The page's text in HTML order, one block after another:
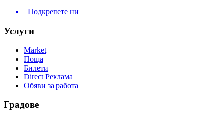
Подкрепете ни
Услуги
Market
Поща
Билети
Direct Реклама
Обяви за работа
Градове